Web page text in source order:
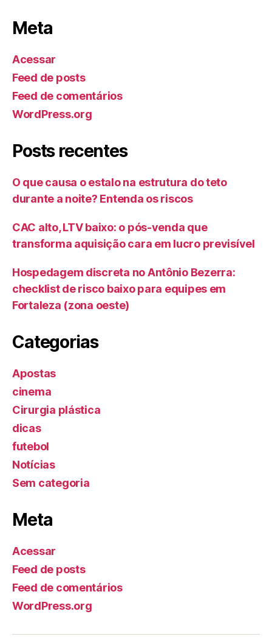
Meta
Acessar
Feed de posts
Feed de comentários
WordPress.org
Posts recentes
O que causa o estalo na estrutura do teto
durante a noite? Entenda os riscos
CAC alto, LTV baixo: o pós-venda que
transforma aquisição cara em lucro previsível
Hospedagem discreta no Antônio Bezerra:
checklist de risco baixo para equipes em
Fortaleza (zona oeste)
Categorias
Apostas
cinema
Cirurgia plástica
dicas
futebol
Notícias
Sem categoria
Meta
Acessar
Feed de posts
Feed de comentários
WordPress.org